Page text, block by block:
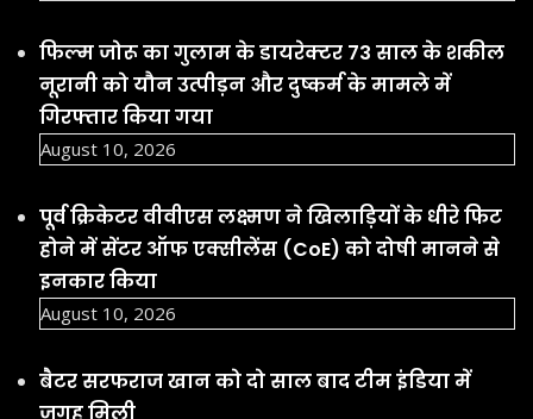
बैटर सरफराज खान को दो साल बाद टीम इंडिया में
जगह मिली
August 10, 2026
पंजाब पुलिस में सीधे सब-इंस्पेक्टर (SI) बनने की
तैयारी कर बैठे युवा अब सीधे SI नहीं बन पाएंगे
August 10, 2026
Social Links Facebook
YouTube